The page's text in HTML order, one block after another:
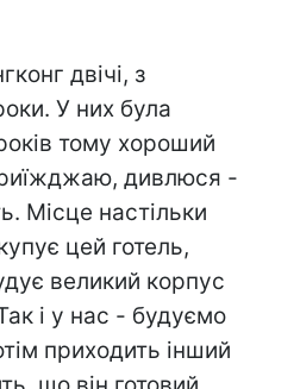
двічі, з
У них була
тому хороший
дивлюся -
Місце настільки
цей готель,
великий корпус
і у нас - будуємо
приходить інший